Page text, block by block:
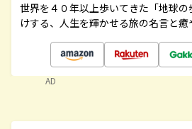
世界を４０年以上歩いてきた「地球
けする、人生を輝かせる旅の名言と癒
AD